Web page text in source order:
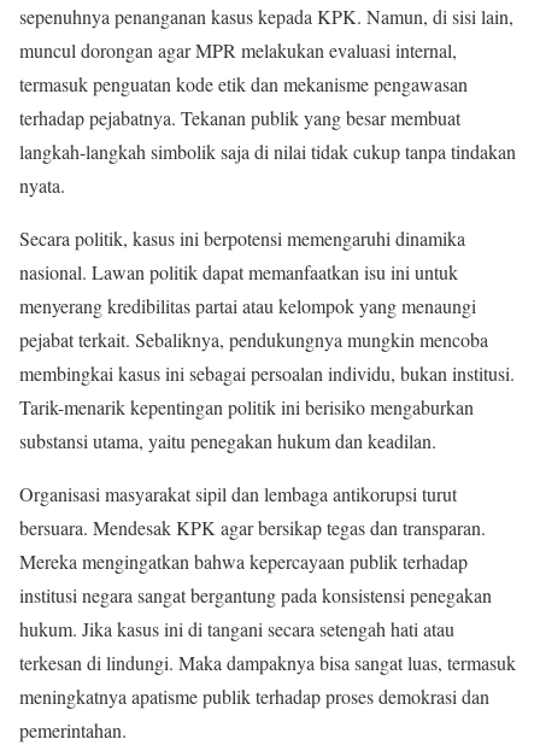
sepenuhnya penanganan kasus kepada KPK. Namun, di sisi lain,
muncul dorongan agar MPR melakukan evaluasi internal,
termasuk penguatan kode etik dan mekanisme pengawasan
terhadap pejabatnya. Tekanan publik yang besar membuat
langkah-langkah simbolik saja di nilai tidak cukup tanpa tindakan
nyata.
Secara politik, kasus ini berpotensi memengaruhi dinamika
nasional. Lawan politik dapat memanfaatkan isu ini untuk
menyerang kredibilitas partai atau kelompok yang menaungi
pejabat terkait. Sebaliknya, pendukungnya mungkin mencoba
membingkai kasus ini sebagai persoalan individu, bukan institusi.
Tarik-menarik kepentingan politik ini berisiko mengaburkan
substansi utama, yaitu penegakan hukum dan keadilan.
Organisasi masyarakat sipil dan lembaga antikorupsi turut
bersuara. Mendesak KPK agar bersikap tegas dan transparan.
Mereka mengingatkan bahwa kepercayaan publik terhadap
institusi negara sangat bergantung pada konsistensi penegakan
hukum. Jika kasus ini di tangani secara setengah hati atau
terkesan di lindungi. Maka dampaknya bisa sangat luas, termasuk
meningkatnya apatisme publik terhadap proses demokrasi dan
pemerintahan.